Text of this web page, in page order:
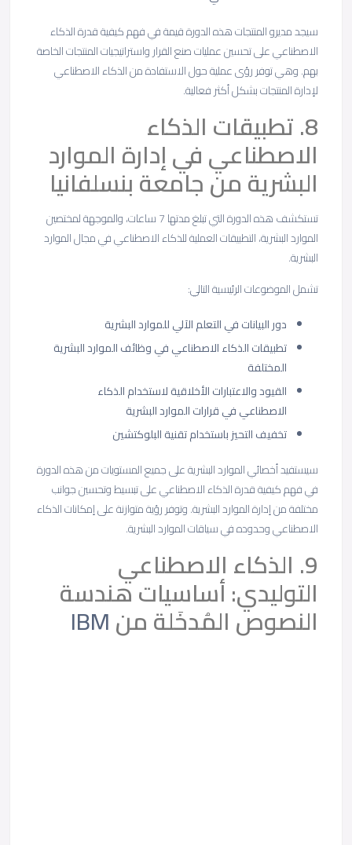
سيجد مديرو المنتجات هذه الدورة قيمة في فهم كيفية قدرة الذكاء
الاصطناعي على تحسين عمليات صنع القرار واستراتيجيات المنتجات الخاصة
بهم. وهي توفر رؤى عملية حول الاستفادة من الذكاء الاصطناعي
لإدارة المنتجات بشكل أكثر فعالية.
8. تطبيقات الذكاء
الاصطناعي في إدارة الموارد
البشرية من جامعة بنسلفانيا
تستكشف هذه الدورة التي تبلغ مدتها 7 ساعات، والموجهة لمختصين
الموارد البشرية، التطبيقات العملية للذكاء الاصطناعي في مجال الموارد
البشرية.
تشمل الموضوعات الرئيسية التالي:
دور البيانات في التعلم الآلي للموارد البشرية
تطبيقات الذكاء الاصطناعي في وظائف الموارد البشرية
المختلفة
القيود والاعتبارات الأخلاقية لاستخدام الذكاء
الاصطناعي في قرارات الموارد البشرية
تخفيف التحيز باستخدام تقنية البلوكتشين
سيستفيد أخصائي الموارد البشرية على جميع المستويات من هذه الدورة
في فهم كيفية قدرة الذكاء الاصطناعي على تبسيط وتحسين جوانب
مختلفة من إدارة الموارد البشرية. وتوفر رؤية متوازنة على إمكانات الذكاء
الاصطناعي وحدوده في سياقات الموارد البشرية.
9. الذكاء الاصطناعي
التوليدي: أساسيات هندسة
النصوص المُدخَلة منIBM